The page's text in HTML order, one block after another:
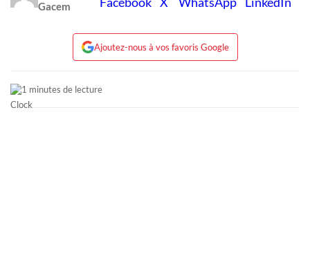
Gacem
Ajoutez-nous à vos favoris Google
1 minutes de lecture